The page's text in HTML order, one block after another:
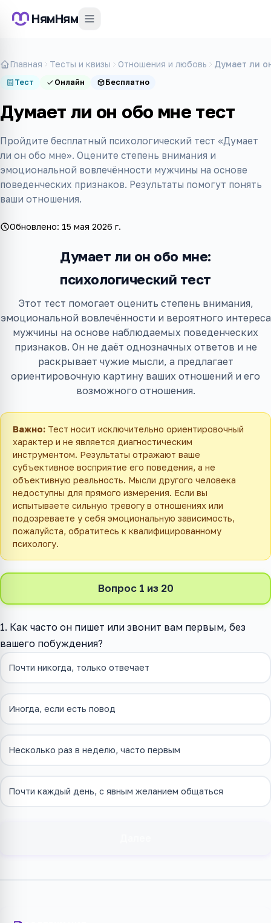
НямНям
Главная Тесты и квизы Отношения и любовь Думает ли
Тест Онлайн Бесплатно
Думает ли он обо мне тест
Пройдите бесплатный психологический тест «Думает
ли он обо мне». Оцените степень внимания и
эмоциональной вовлечённости мужчины на основе
поведенческих признаков. Результаты помогут понять
ваши отношения.
Обновлено: 15 мая 2026 г.
Думает ли он обо мне:
психологический тест
Этот тест помогает оценить степень внимания,
эмоциональной вовлечённости и вероятного интереса
мужчины на основе наблюдаемых поведенческих
признаков. Он не даёт однозначных ответов и не
раскрывает чужие мысли, а предлагает
ориентировочную картину ваших отношений и его
возможного отношения.
Важно: Тест носит исключительно ориентировочный
характер и не является диагностическим
инструментом. Результаты отражают ваше
субъективное восприятие его поведения, а не
объективную реальность. Мысли другого человека
недоступны для прямого измерения. Если вы
испытываете сильную тревогу в отношениях или
подозреваете у себя эмоциональную зависимость,
пожалуйста, обратитесь к квалифицированному
психологу.
Вопрос 1 из 20
1. Как часто он пишет или звонит вам первым, без
вашего побуждения?
Почти никогда, только отвечает
Иногда, если есть повод
Несколько раз в неделю, часто первым
Почти каждый день, с явным желанием общаться